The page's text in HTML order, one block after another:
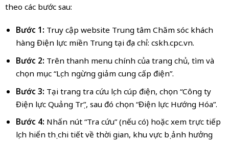
theo các bước sau:
Bước 1: Truy cập website Trung tâm Chăm sóc khách
hàng Điện lực miền Trung tại địa chỉ: cskh.cpc.vn.
Bước 2: Trên thanh menu chính của trang chủ, tìm và
chọn mục “Lịch ngừng giảm cung cấp điện”.
Bước 3: Tại trang tra cứu lịch cúp điện, chọn “Công ty
Điện lực Quảng Trị”, sau đó chọn “Điện lực Hướng Hóa”.
Bước 4: Nhấn nút “Tra cứu” (nếu có) hoặc xem trực tiếp
lịch hiển thị chi tiết về thời gian, khu vực bị ảnh hưởng